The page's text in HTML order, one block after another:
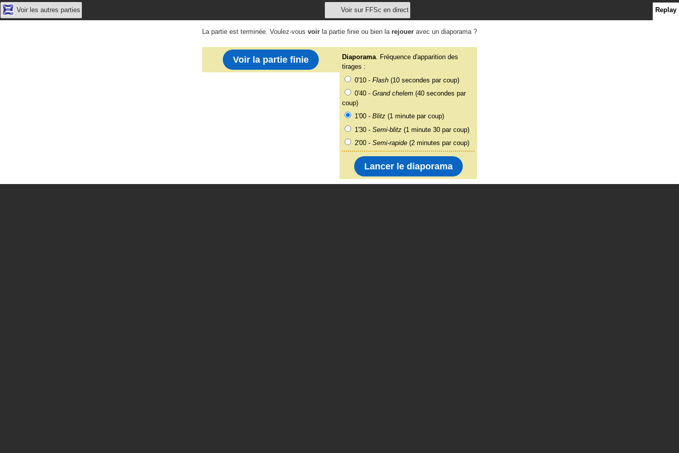
Voir les autres parties Voir sur FFSc en direct Replay
La partie est terminée. Voulez-vous voir la partie finie ou bien la rejouer avec un diaporama ?
Voir la partie finie Diaporama. Fréquence d'apparition des
tirages :
0'10 - Flash (10 secondes par coup)
0'40 - Grand chelem (40 secondes par
coup)
1'00 - Blitz (1 minute par coup)
1'30 - Semi-blitz (1 minute 30 par coup)
2'00 - Semi-rapide (2 minutes par coup)
Lancer le diaporama